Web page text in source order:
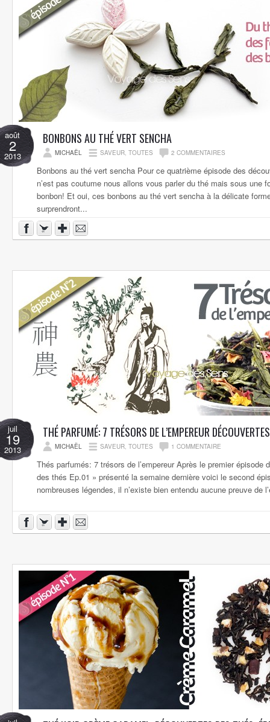
août
2
2013
BONBONS AU THÉ VERT SENCHA
MICHAËL SAVEUR, TOUTES 2 COMMENTAIRES
Bonbons au thé vert sencha Pour ce quatrième épisode des
n’est pas coutume nous allons vous parler du thé mais sous une
bonbon! Et oui, ces bonbons au thé vert sencha à la délicate
surprendront...
juil
19
2013
THÉ PARFUMÉ: 7 TRÉSORS DE L’EMPEREUR
MICHAËL SAVEUR, TOUTES 1 COMMENTAIRE
Thés parfumés: 7 trésors de l’empereur Après le premier épisode
des thés Ep.01 » présenté la semaine dernière voici le second
nombreuses légendes, il n’existe bien entendu aucune preuve de